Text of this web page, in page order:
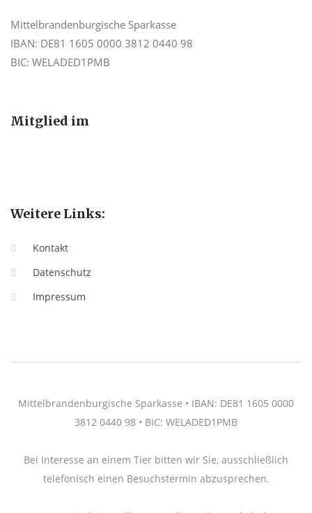
Mittelbrandenburgische Sparkasse
IBAN: DE81 1605 0000 3812 0440 98
BIC: WELADED1PMB
Mitglied im
Weitere Links:
Kontakt
Datenschutz
Impressum
Mittelbrandenburgische Sparkasse • IBAN: DE81 1605 0000
3812 0440 98 • BIC: WELADED1PMB
Bei Interesse an einem Tier bitten wir Sie, ausschließlich
telefonisch einen Besuchstermin abzusprechen.